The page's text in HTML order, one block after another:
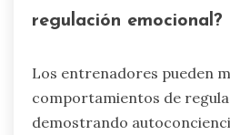
regulación emocional?
Los entrenadores pueden
comportamientos de
demostrando